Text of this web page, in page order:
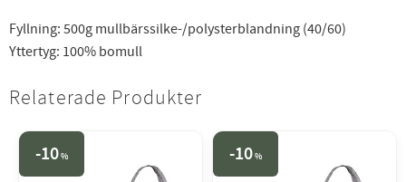
Fyllning: 500g mullbärssilke-/polysterblandning (40/60)
Yttertyg: 100% bomull
Relaterade Produkter
10% 10%